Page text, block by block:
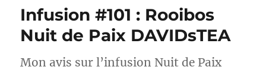
Infusion
fruits
en
Infusion #101 : Rooibos
Nuit de Paix DAVIDsTEA
Mon avis sur l’infusion Nuit de Paix